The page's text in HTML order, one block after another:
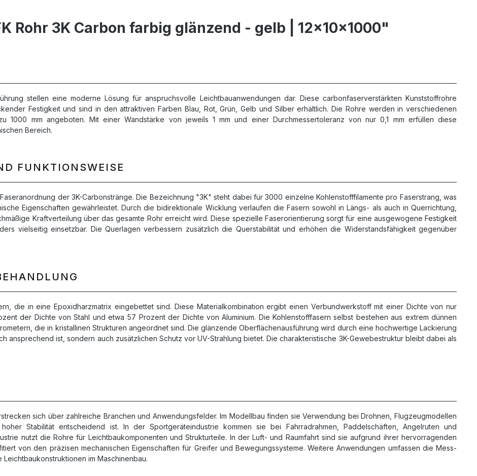
Rohr 3K Carbon farbig glänzend - gelb | 12x10x1000"
stellen eine moderne Lösung für anspruchsvolle Leichtbauanwendungen dar. Diese carbonfaserverstärkten Kunststoffrohre
Festigkeit und sind in den attraktiven Farben Blau, Rot, Grün, Gelb und Silber erhältlich. Die Rohre werden in verschiedenen
1000 mm angeboten. Mit einer Wandstärke von jeweils 1 mm und einer Durchmessertoleranz von nur 0,1 mm erfüllen diese
Bereich.
FUNKTIONSWEISE
der 3K-Carbonstränge. Die Bezeichnung "3K" steht dabei für 3000 einzelne Kohlenstofffilamente pro Faserstrang, was
Eigenschaften gewährleistet. Durch die bidirektionale Wicklung verlaufen die Fasern sowohl in Längs- als auch in Querrichtung,
Kraftverteilung über das gesamte Rohr erreicht wird. Diese spezielle Faserorientierung sorgt für eine ausgewogene Festigkeit
vielseitig einsetzbar. Die Querlagen verbessern zusätzlich die Querstabilität und erhöhen die Widerstandsfähigkeit gegenüber
die in eine Epoxidharzmatrix eingebettet sind. Diese Materialkombination ergibt einen Verbundwerkstoff mit einer Dichte von nur
der Dichte von Stahl und etwa 57 Prozent der Dichte von Aluminium. Die Kohlenstofffasern selbst bestehen aus extrem dünnen
die in kristallinen Strukturen angeordnet sind. Die glänzende Oberflächenausführung wird durch eine hochwertige Lackierung
ansprechend ist, sondern auch zusätzlichen Schutz vor UV-Strahlung bietet. Die charakteristische 3K-Gewebestruktur bleibt dabei als
sich über zahlreiche Branchen und Anwendungsfelder. Im Modellbau finden sie Verwendung bei Drohnen, Flugzeugmodellen
Stabilität entscheidend ist. In der Sportgeräteindustrie kommen sie bei Fahrradrahmen, Paddelschäften, Angelruten und
nutzt die Rohre für Leichtbaukomponenten und Strukturteile. In der Luft- und Raumfahrt sind sie aufgrund ihrer hervorragenden
von den präzisen mechanischen Eigenschaften für Greifer und Bewegungssysteme. Weitere Anwendungen umfassen die Mess-
im Maschinenbau.